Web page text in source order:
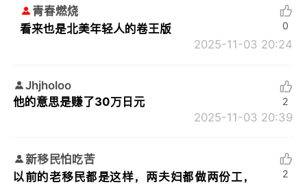
青春燃烧
看来也是北美年轻人的卷王版
2025-11-03 20:24
0
Jhjholoo
他的意思是赚了30万日元
2025-11-03 20:39
2
新移民怕吃苦
以前的老移民都是这样，两夫妇都做两份工，
2